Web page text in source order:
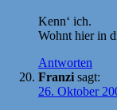
Kenn‘ ich.
Wohnt hier in
Antworten
Franzi sagt:
26. Oktober